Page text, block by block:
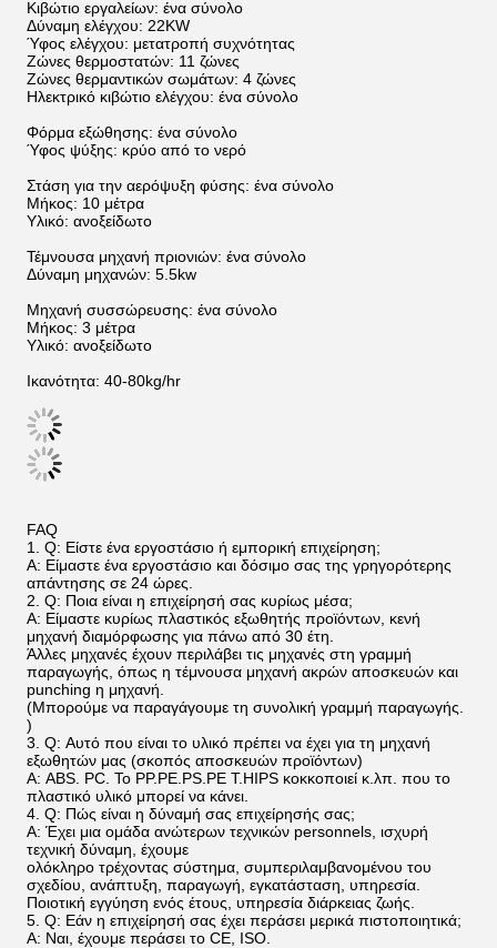
Κιβώτιο εργαλείων: ένα σύνολο
Δύναμη ελέγχου: 22KW
Ύφος ελέγχου: μετατροπή συχνότητας
Ζώνες θερμοστατών: 11 ζώνες
Ζώνες θερμαντικών σωμάτων: 4 ζώνες
Ηλεκτρικό κιβώτιο ελέγχου: ένα σύνολο
Φόρμα εξώθησης: ένα σύνολο
Ύφος ψύξης: κρύο από το νερό
Στάση για την αερόψυξη φύσης: ένα σύνολο
Μήκος: 10 μέτρα
Υλικό: ανοξείδωτο
Τέμνουσα μηχανή πριονιών: ένα σύνολο
Δύναμη μηχανών: 5.5kw
Μηχανή συσσώρευσης: ένα σύνολο
Μήκος: 3 μέτρα
Υλικό: ανοξείδωτο
Ικανότητα: 40-80kg/hr
FAQ
1. Q: Είστε ένα εργοστάσιο ή εμπορική επιχείρηση;
Α: Είμαστε ένα εργοστάσιο και δόσιμο σας της γρηγορότερης
απάντησης σε 24 ώρες.
2. Q: Ποια είναι η επιχείρησή σας κυρίως μέσα;
Α: Είμαστε κυρίως πλαστικός εξωθητής προϊόντων, κενή
μηχανή διαμόρφωσης για πάνω από 30 έτη.
Άλλες μηχανές έχουν περιλάβει τις μηχανές στη γραμμή
παραγωγής, όπως η τέμνουσα μηχανή ακρών αποσκευών και
punching η μηχανή.
(Μπορούμε να παραγάγουμε τη συνολική γραμμή παραγωγής.
)
3. Q: Αυτό που είναι το υλικό πρέπει να έχει για τη μηχανή
εξωθητών μας (σκοπός αποσκευών προϊόντων)
Α: ABS. PC. Το PP.PE.PS.PE T.HIPS κοκκοποιεί κ.λπ. που το
πλαστικό υλικό μπορεί να κάνει.
4. Q: Πώς είναι η δύναμή σας επιχείρησής σας;
Α: Έχει μια ομάδα ανώτερων τεχνικών personnels, ισχυρή
τεχνική δύναμη, έχουμε
ολόκληρο τρέχοντας σύστημα, συμπεριλαμβανομένου του
σχεδίου, ανάπτυξη, παραγωγή, εγκατάσταση, υπηρεσία.
Ποιοτική εγγύηση ενός έτους, υπηρεσία διάρκειας ζωής.
5. Q: Εάν η επιχείρησή σας έχει περάσει μερικά πιστοποιητικά;
Α: Ναι, έχουμε περάσει το CE, ISO.